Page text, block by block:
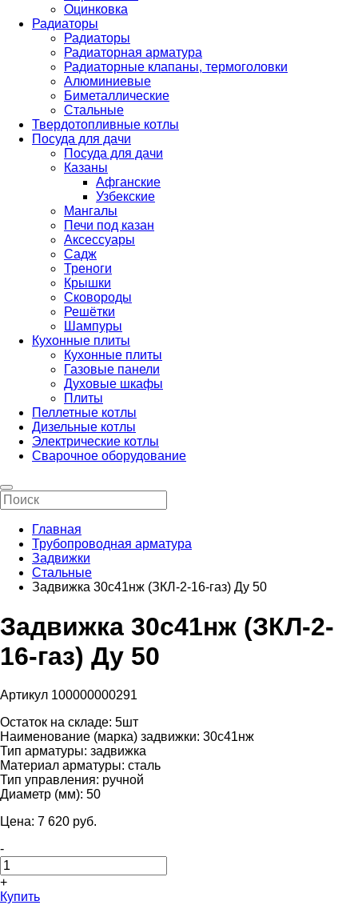
Оцинковка
Радиаторы
Радиаторы
Радиаторная арматура
Радиаторные клапаны, термоголовки
Алюминиевые
Биметаллические
Стальные
Твердотопливные котлы
Посуда для дачи
Посуда для дачи
Казаны
Афганские
Узбекские
Мангалы
Печи под казан
Аксессуары
Садж
Треноги
Крышки
Сковороды
Решётки
Шампуры
Кухонные плиты
Кухонные плиты
Газовые панели
Духовые шкафы
Плиты
Пеллетные котлы
Дизельные котлы
Электрические котлы
Сварочное оборудование
Главная
Трубопроводная арматура
Задвижки
Стальные
Задвижка 30с41нж (ЗКЛ-2-16-газ) Ду 50
Задвижка 30с41нж (ЗКЛ-2-
16-газ) Ду 50
Артикул 100000000291
Остаток на складе: 5шт
Наименование (марка) задвижки: 30с41нж
Тип арматуры: задвижка
Материал арматуры: сталь
Тип управления: ручной
Диаметр (мм): 50
Цена: 7 620 pуб.
-
+
Купить